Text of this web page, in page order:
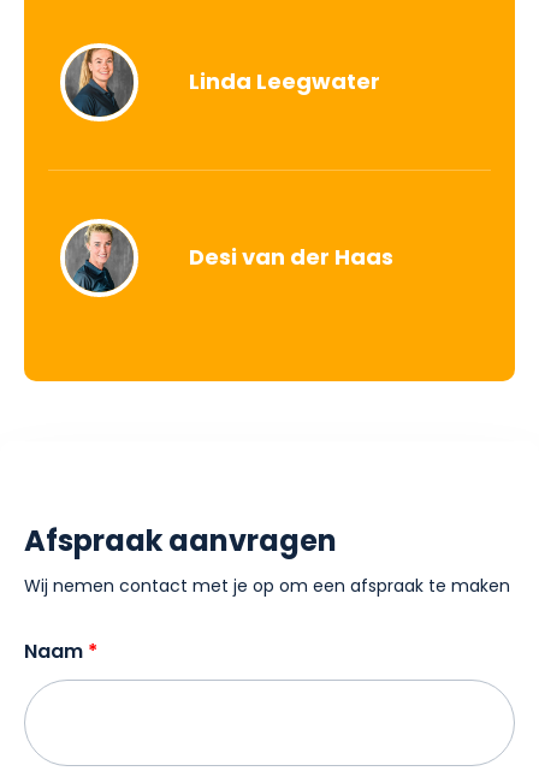
Linda Leegwater
Desi van der Haas
Afspraak aanvragen
Wij nemen contact met je op om een afspraak te maken
Naam